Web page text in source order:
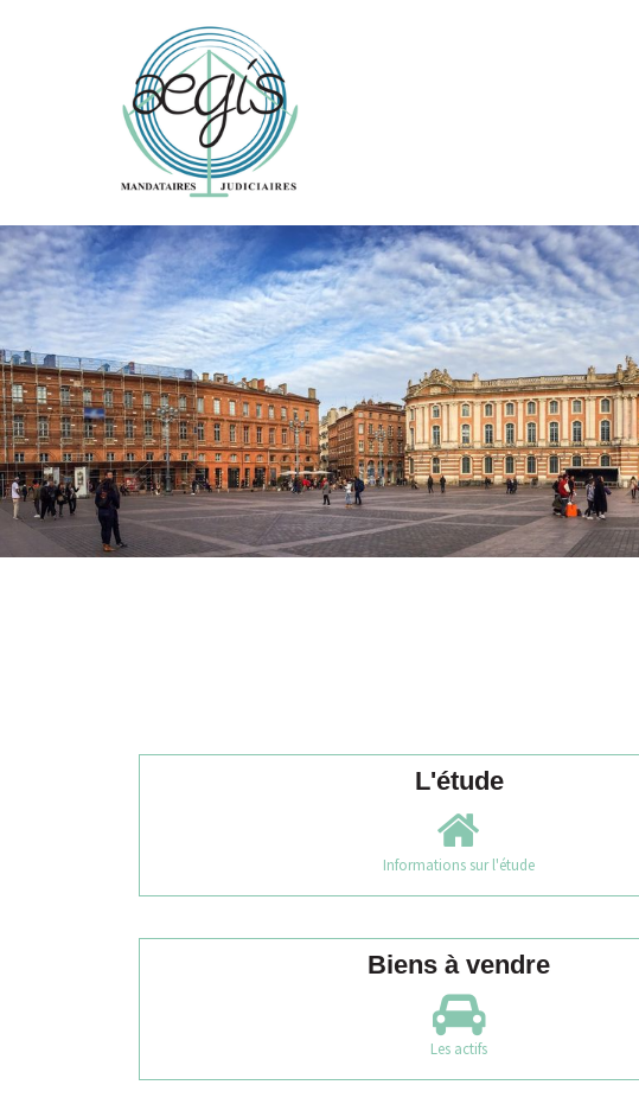
L'étude
Informations sur l'étude
Biens à vendre
Les actifs